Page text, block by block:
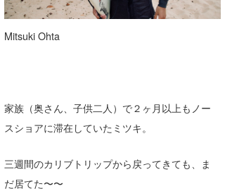
Mitsuki Ohta
家族（奥さん、子供二人）で２ヶ月以上もノー
スショアに滞在していたミツキ。
三週間のカリブトリップから戻ってきても、ま
だ居てた〜〜